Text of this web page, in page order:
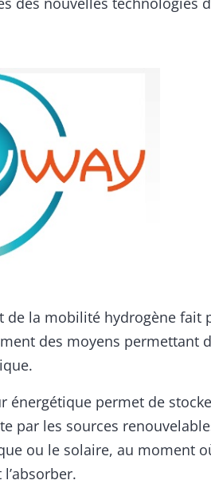
de la mobilité hydrogène fait
des moyens permettant
énergétique permet de
par les sources
ou le solaire, au moment